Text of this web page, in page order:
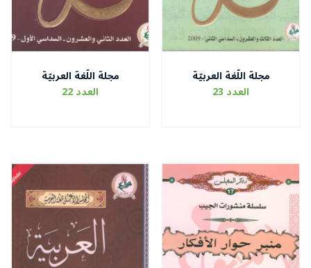
مجلة اللّغة العربيّة
العدد 23
مجلة اللّغة العربيّة
العدد 22